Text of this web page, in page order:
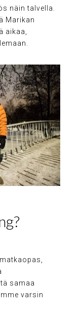
näin talvella.
Marikan
aikaa,
samaa
varsin